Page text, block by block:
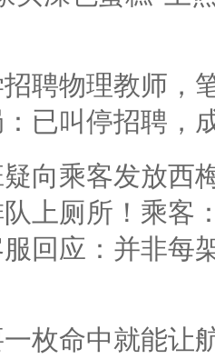
聘物理教师，
已叫停招聘，
向乘客发放西
上厕所！乘客
回应：并非每
枚命中就能让